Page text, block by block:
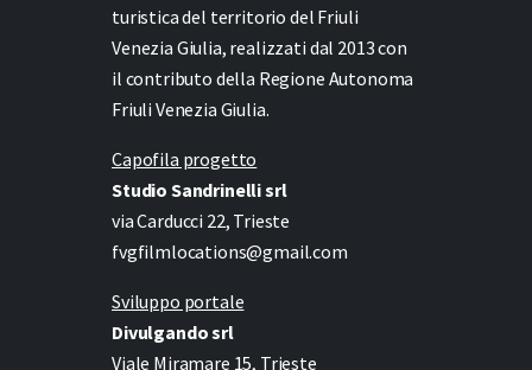
turistica del territorio del Friuli
Venezia Giulia, realizzati dal 2013 con
il contributo della Regione Autonoma
Friuli Venezia Giulia.
Capofila progetto
Studio Sandrinelli srl
via Carducci 22, Trieste
fvgfilmlocations@gmail.com
Sviluppo portale
Divulgando srl
Viale Miramare 15, Trieste